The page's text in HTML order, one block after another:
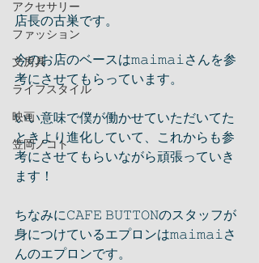
アクセサリー
ファッション
文房具
ライフスタイル
映画
笠岡ノコト
店長の古巣です。
今のお店のベースは𝚖𝚊𝚒𝚖𝚊𝚒さんを参
考にさせてもらっています。
いい意味で僕が働かせていただいてた
ときより進化していて、これからも参
考にさせてもらいながら頑張っていき
ます！
ちなみに𝙲𝙰𝙵𝙴 𝙱𝚄𝚃𝚃𝙾𝙽のスタッフが
身につけているエプロンは𝚖𝚊𝚒𝚖𝚊𝚒さ
んのエプロンです。